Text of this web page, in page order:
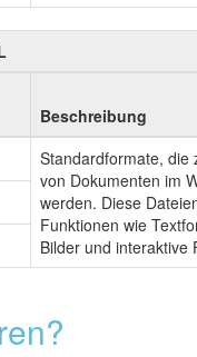
Beschreibung
Standardformate, die
von Dokumenten im
werden. Diese
Funktionen wie
Bilder und interaktive